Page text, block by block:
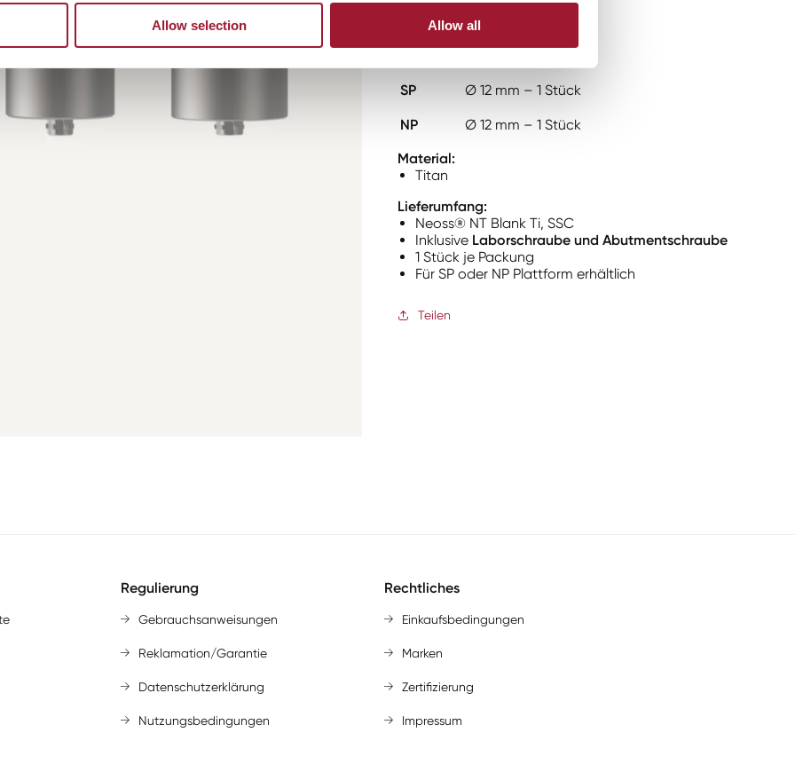
Allow selection Allow all
Verfügbare Varianten:
SP Ø 12 mm – 1 Stück
NP
Ø 12 mm – 1 Stück
Material:
Titan
Lieferumfang:
Neoss® NT Blank Ti, SSC
Inklusive Laborschraube und Abutmentschraube
1 Stück je Packung
Für SP oder NP Plattform erhältlich
Teilen
Regulierung
Gebrauchsanweisungen
Reklamation/Garantie
Datenschutzerklärung
Nutzungsbedingungen
Rechtliches
Einkaufsbedingungen
Marken
Zertifizierung
Impressum